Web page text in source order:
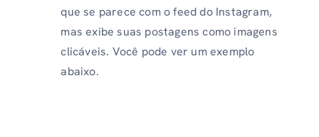
que se parece com o feed do Instagram,
mas exibe suas postagens como imagens
clicáveis. Você pode ver um exemplo
abaixo.